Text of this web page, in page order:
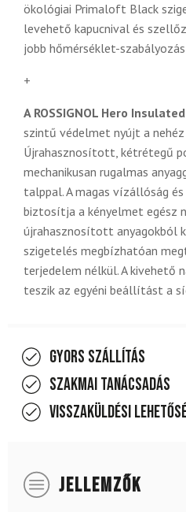
ökológiai Primaloft Black
levehető kapucnival és
jobb hőmérséklet-szabályozás
+
A ROSSIGNOL Hero Insulated
szintű védelmet nyújt a
Újrahasznosított, kétrétegű
mechanikusan rugalmas
talppal. A magas vízállóság
biztosítja a kényelmet egész
újrahasznosított anyagokból
szigetelés megbízhatóan
terjedelem nélkül. A kivehető
teszik az egyéni beállítást a
Gyors szállítás
Szakmai tanácsadás
Visszaküldési
JELLEMZŐK